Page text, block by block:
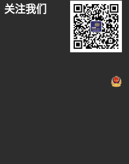
关注我们